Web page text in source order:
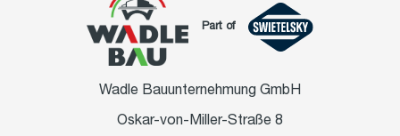
Part of
Wadle Bauunternehmung GmbH
Oskar-von-Miller-Straße 8